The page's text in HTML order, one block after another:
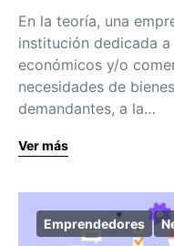
En la teoría, una
institución dedicada
económicos y/o
necesidades de
demandantes, a la…
Ver más
Emprendedores